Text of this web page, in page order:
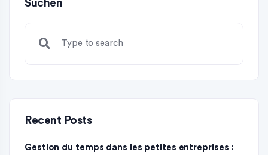
Suchen
Recent Posts
Gestion du temps dans les petites entreprises :